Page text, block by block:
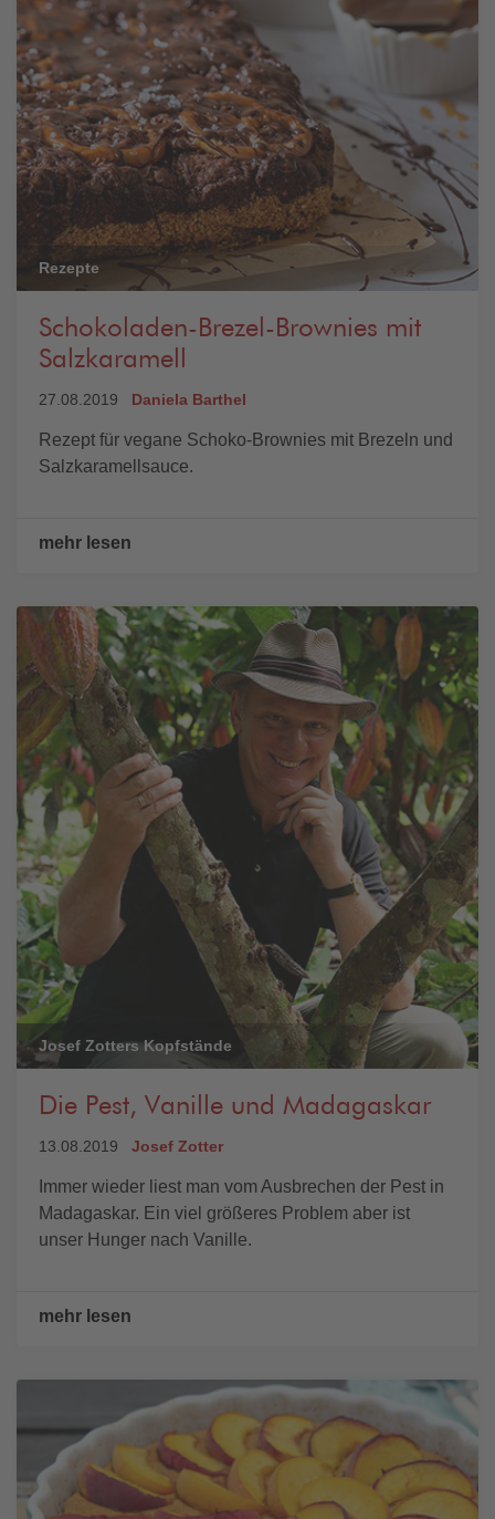
Rezepte
Schokoladen-Brezel-Brownies mit
Salzkaramell
27.08.2019 Daniela Barthel
Rezept für vegane Schoko-Brownies mit Brezeln und
Salzkaramellsauce.
mehr lesen
Josef Zotters Kopfstände
Die Pest, Vanille und Madagaskar
13.08.2019 Josef Zotter
Immer wieder liest man vom Ausbrechen der Pest in
Madagaskar. Ein viel größeres Problem aber ist
unser Hunger nach Vanille.
mehr lesen